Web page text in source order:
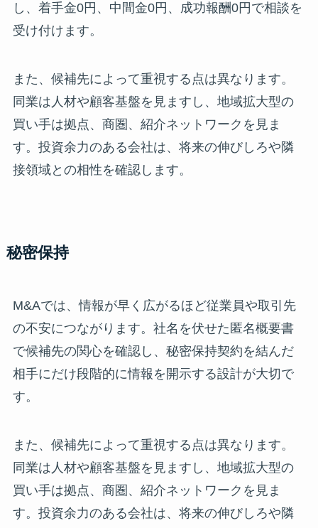
し、着手金0円、中間金0円、成功報酬0円で相談を
受け付けます。
また、候補先によって重視する点は異なります。
同業は人材や顧客基盤を見ますし、地域拡大型の
買い手は拠点、商圏、紹介ネットワークを見ま
す。投資余力のある会社は、将来の伸びしろや隣
接領域との相性を確認します。
秘密保持
M&Aでは、情報が早く広がるほど従業員や取引先
の不安につながります。社名を伏せた匿名概要書
で候補先の関心を確認し、秘密保持契約を結んだ
相手にだけ段階的に情報を開示する設計が大切で
す。
また、候補先によって重視する点は異なります。
同業は人材や顧客基盤を見ますし、地域拡大型の
買い手は拠点、商圏、紹介ネットワークを見ま
す。投資余力のある会社は、将来の伸びしろや隣